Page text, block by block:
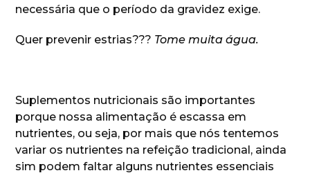
necessária que o período da gravidez exige.
Quer prevenir estrias??? Tome muita água.
Suplementos nutricionais são importantes
porque nossa alimentação é escassa em
nutrientes, ou seja, por mais que nós tentemos
variar os nutrientes na refeição tradicional, ainda
sim podem faltar alguns nutrientes essenciais